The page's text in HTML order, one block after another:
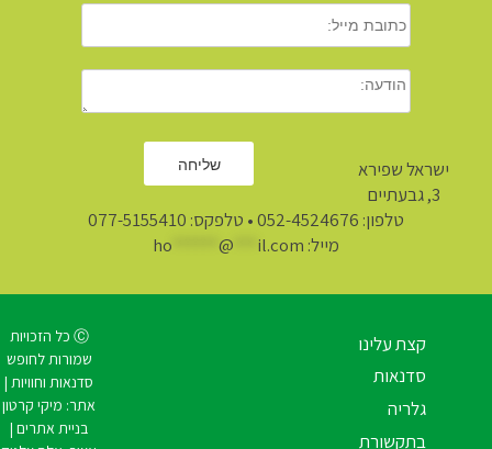
ישראל שפירא
3, גבעתיים
טלפון: 052-4524676• טלפקס: 077-5155410
מייל:
ho @ il.com
קצת עלינו
סדנאות
גלריה
בתקשורת
Ⓒ כל הזכויות
שמורות לחופש
סדנאות וחוויות |
אתר: מיקי קרטון
בניית אתרים |